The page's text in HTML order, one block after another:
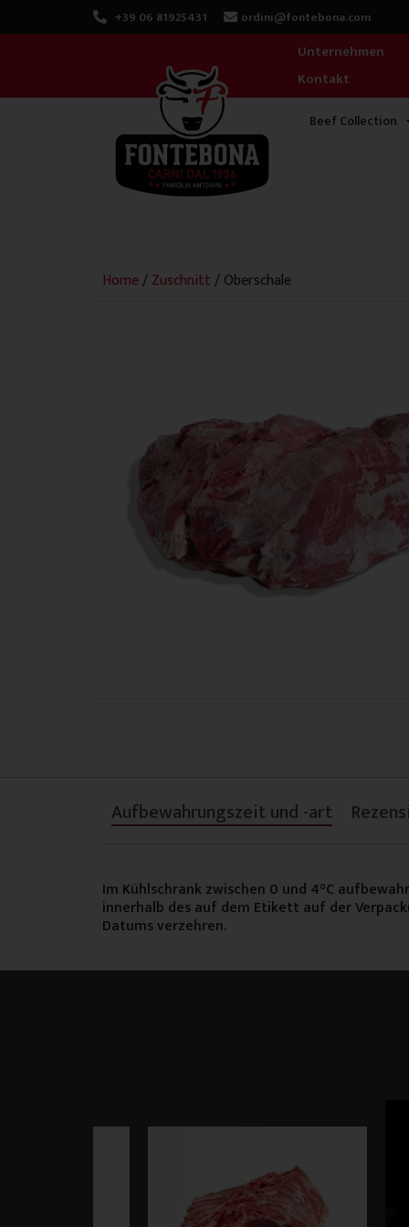
Inhalt
+39 06 81925431 ordini@fontebona.com
Unternehmen
Kontakt
Beef Collection
Home/Zuschnitt/ Oberschale
Aufbewahrungszeit und -art
Im Kühlschrank zwischen 0 und 4°C
innerhalb des auf dem Etikett auf der
Datums verzehren.